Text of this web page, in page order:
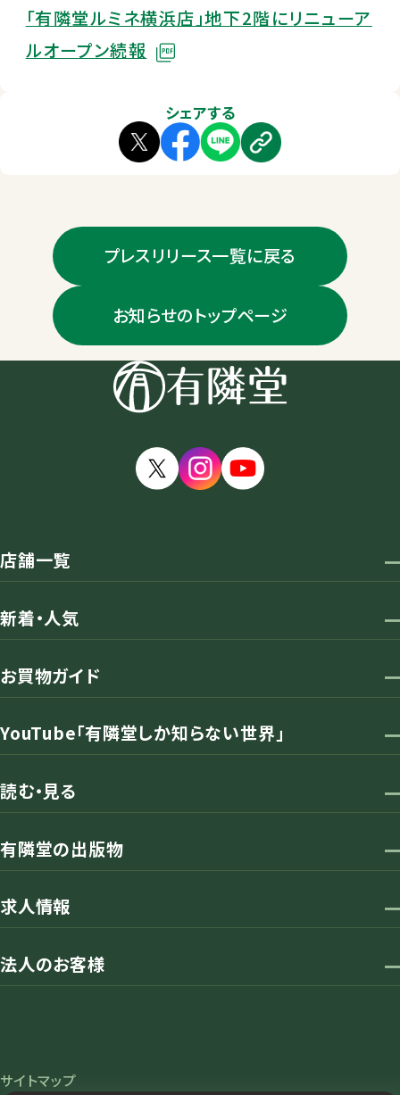
「有隣堂ルミネ横浜店」地下2階にリニューア
ルオープン続報
シェアする
プレスリリース一覧に戻る
お知らせのトップページ
店舗一覧
新着・人気
お買物ガイド
YouTube「有隣堂しか知らない世界」
読む・見る
有隣堂の出版物
求人情報
法人のお客様
サイトマップ